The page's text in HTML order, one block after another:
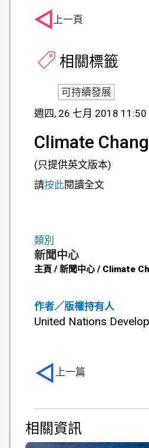
作者／版權持有人
United Nations
週四, 26 七月 2018 11:50
Climate
(只提供英文版本)
請按此閱讀全文
類別
新聞中心
主頁 / 新聞中心 / Climate
相關標籤
可持續發展
相關資訊
上一篇
上一頁